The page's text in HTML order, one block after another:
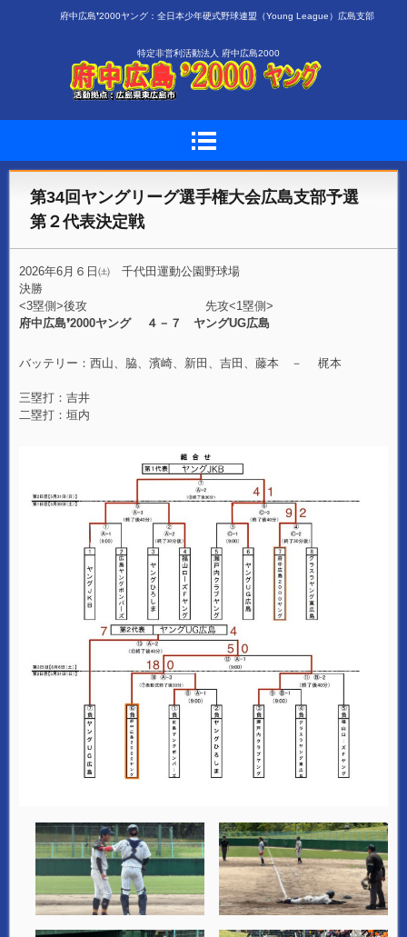
府中広島❜2000ヤング：全日本少年硬式野球連盟（Young League）広島支部
特定非営利活動法人 府中広島2000
第34回ヤングリーグ選手権大会広島支部予選
第２代表決定戦
2026年6月６日㈯ 千代田運動公園野球場
決勝
<3塁側>後攻 先攻<1塁側>
府中広島❜2000ヤング ４－７ ヤングUG広島
バッテリー：西山、脇、濱崎、新田、吉田、藤本 － 梶本
三塁打：吉井
二塁打：垣内